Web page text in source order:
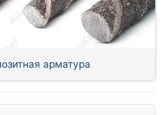
арматура